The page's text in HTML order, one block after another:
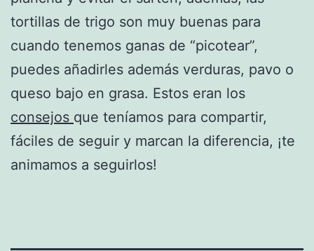
tortillas de trigo son muy buenas para
cuando tenemos ganas de “picotear”,
puedes añadirles además verduras, pavo o
queso bajo en grasa. Estos eran los
consejos que teníamos para compartir,
fáciles de seguir y marcan la diferencia, ¡te
animamos a seguirlos!